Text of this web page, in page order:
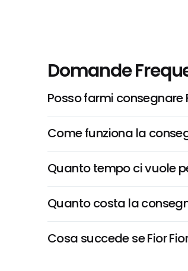
Domande
Posso farmi consegnare
Come funziona la
Quanto tempo ci vuole
Quanto costa la
Cosa succede se Fior